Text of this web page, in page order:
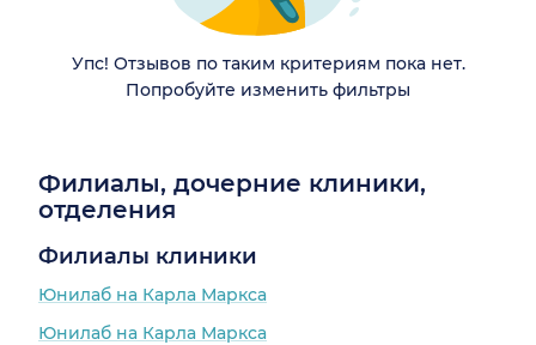
Упс! Отзывов по таким критериям пока нет.
Попробуйте изменить фильтры
Филиалы, дочерние клиники,
отделения
Филиалы клиники
Юнилаб на Карла Маркса
Юнилаб на Карла Маркса